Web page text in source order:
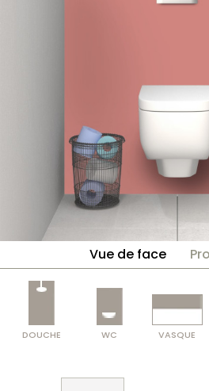
Vue de face
DOUCHE WC VASQUE